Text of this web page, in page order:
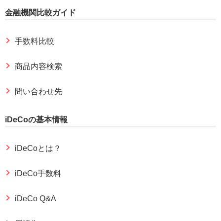
金融機関比較ガイド
手数料比較
商品内容検索
問い合わせ先
iDeCoの基本情報
iDeCoとは？
iDeCo手数料
iDeCo Q&A